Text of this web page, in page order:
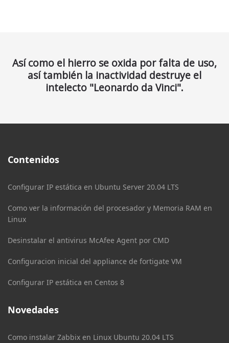
Así como el hierro se oxida por falta de uso,
así también la inactividad destruye el
intelecto "Leonardo da Vinci".
Contenidos
Configurar IP estática en Ubuntu Server 20.04 LTS
Como ver la información del procesador y Memoria RAM en
Linux
Desinstalar el antivirus McAfee Agent por CMD
Configuracion inicial del appliance de fortigate VM
Configurar IP estática en Centos 8
Novedades
Como instalar Zabbix en Linux Ubuntu 20.04 LTS